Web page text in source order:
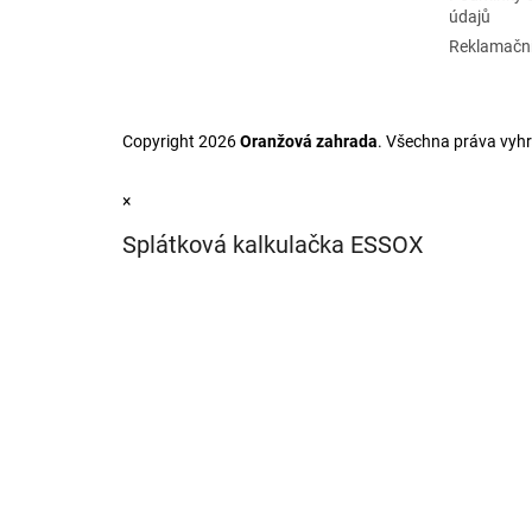
údajů
Copyright 2026Oranžová zahrada. Všechna práva
×
Splátková kalkulačka ESSOX